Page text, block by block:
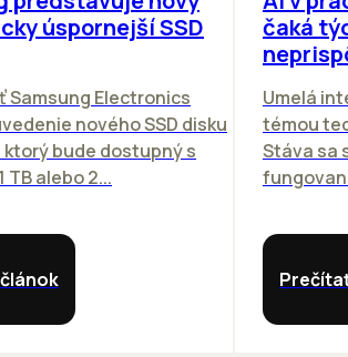
úspornejší SSD
Samsung Electronics
nového SSD disku
ktorý bude dostupný s
TB alebo 2...
čaká
Umelá
témou
Stáva sa